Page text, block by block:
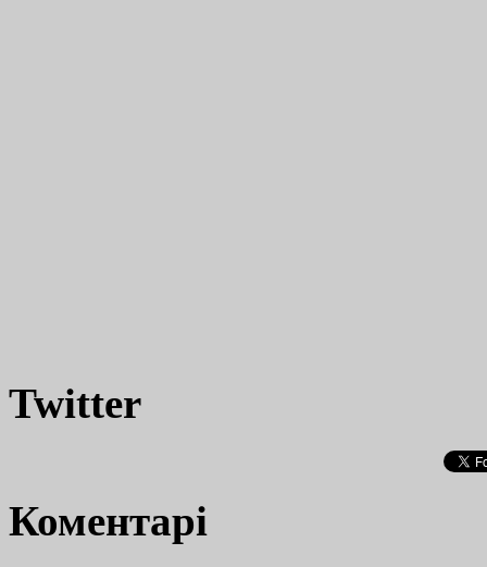
Twitter
Коментарі